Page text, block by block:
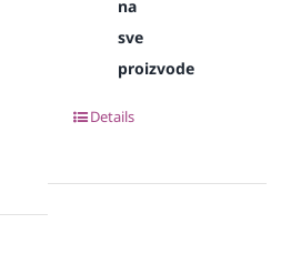
na
sve
proizvode
Details